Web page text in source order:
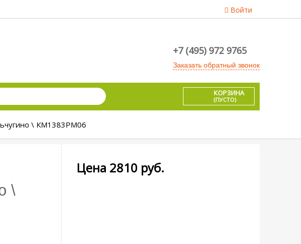
Войти
+7 (495) 972 9765
Заказать обратный звонок
КОРЗИНА
(ПУСТО)
\ КМ1383РМ06
\
Цена 2810 руб.